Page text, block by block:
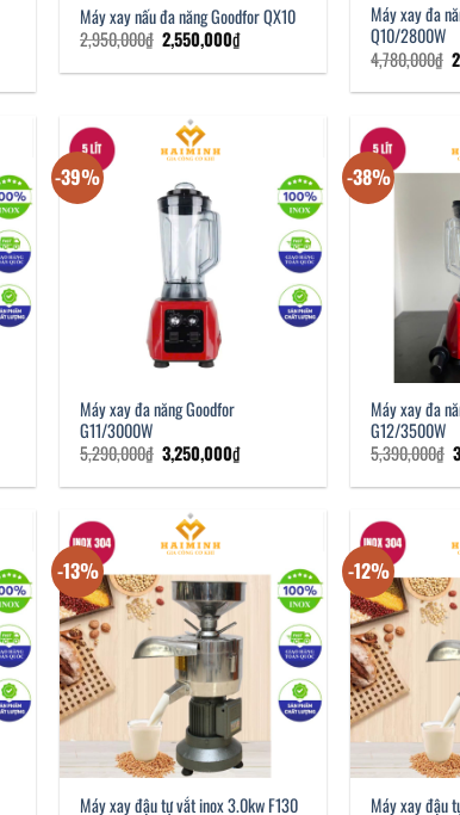
Máy xay nấu đa năng Goodfor QX10
2,950,000₫ Giá
gốc
là:
2,550,000₫Giá
tại
Máy xay đa
Q10/2800W
4,780,000₫
-39%
Máy xay đa năng Goodfor
G11/3000W
5,290,000₫ Giá
gốc
là:
3,250,000₫Giá
tại
-38%
Máy xay đa
G12/3500W
5,390,000₫
-13%
Máy xay đậu tự vắt inox 3.0kw F130
-12%
Máy xay đậu